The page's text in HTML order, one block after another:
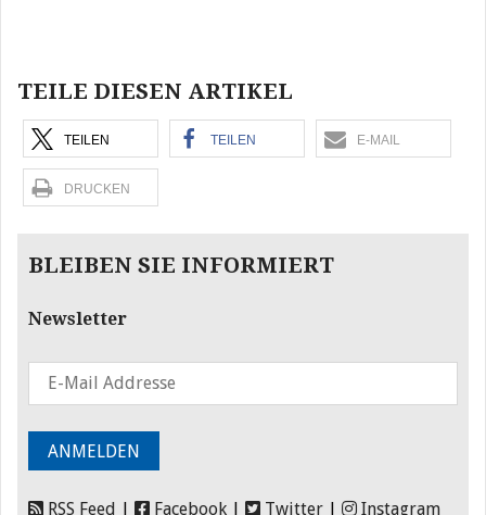
TEILE DIESEN ARTIKEL
TEILEN TEILEN E-MAIL
DRUCKEN
BLEIBEN SIE INFORMIERT
Newsletter
RSS Feed | Facebook | Twitter | Instagram